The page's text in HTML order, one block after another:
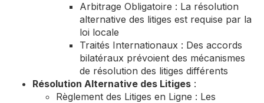
Arbitrage Obligatoire : La résolution
alternative des litiges est requise par la
loi locale
Traités Internationaux : Des accords
bilatéraux prévoient des mécanismes
de résolution des litiges différents
Résolution Alternative des Litiges :
Règlement des Litiges en Ligne : Les